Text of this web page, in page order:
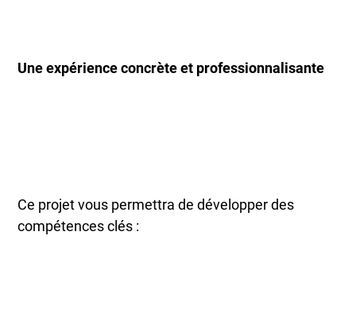
Une expérience concrète et professionnalisante
Ce projet vous permettra de développer des
compétences clés :